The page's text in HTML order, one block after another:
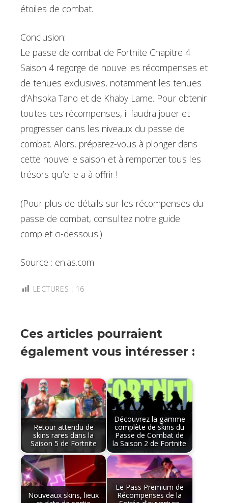
étoiles de combat.
Conclusion:
Le passe de combat de Fortnite Chapitre 4
Saison 4 regorge de nouvelles récompenses et
de tenues exclusives, notamment les tenues
d’Ahsoka Tano et de Khaby Lame. Pour obtenir
toutes ces récompenses, il faudra jouer et
progresser dans les niveaux du passe de
combat. Alors, préparez-vous à plonger dans
cette nouvelle saison et à remporter tous les
trésors qu’elle a à offrir !
(Pour plus de détails sur les récompenses du
passe de combat, consultez notre guide
complet ci-dessous.)
Source : en.as.com
LECTURES : 16
Ces articles pourraient
également vous intéresser :
Retour attendu de
skins rares dans la
Saison 5 de Fortnite
Découvrez la gamme
complète de skins du
Passe de Combat de
la Saison 2 de Fortnite
Nouveaux skins, lieux
Le Pass Premium de
Récompenses de la